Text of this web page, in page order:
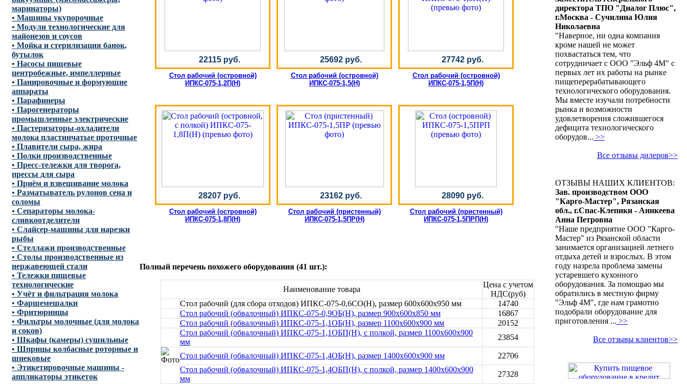
маринаторы)
• Машины укупорочные
• Модули технологические для
майонезов и соусов
• Мойка и стерилизация банок,
бутылок
• Насосы пищевые
центробежные, импеллерные
• Панировочные и формующие
аппараты
• Парафинеры
• Парогенераторы
промышленные электрические
• Пастеризаторы-охладители
молока пластинчатые проточные
• Плавители сыра, жира
• Полки производственные
• Пресс-тележки для творога,
прессы для сыра
• Приём и взвешивание молока
• Разматыватель рулонов сена и
соломы
• Сепараторы молока-
сливкоотделители
• Слайсер-машины для нарезки
рыбы
• Стеллажи производственные
• Столы производственные из
нержавеющей стали
• Тележки пищевые
технологические
• Учёт и фильтрация молока
• Фаршемешалки
• Фритюрницы
• Фильтры молочные (для молока
и соков)
• Шкафы (камеры) сушильные
• Шприцы колбасные роторные и
шнековые
• Этикетировочные машины -
аппликаторы этикеток
22115 руб.
Стол рабочий (островной)
ИПКС-075-1,2П(Н)
25692 руб.
Стол рабочий (островной)
ИПКС-075-1,5(Н)
27742 руб.
Стол рабочий (островной)
ИПКС-075-1,5П(Н)
28207 руб.
Стол рабочий (островной)
ИПКС-075-1,8П(Н)
23162 руб.
Стол рабочий (пристенный)
ИПКС-075-1,5ПР(Н)
28090 руб.
Стол рабочий (пристенный)
ИПКС-075-1,5ПРП(Н)
Полный перечень похожего оборудования (41 шт.):
Наименование товара
Цена с учетом
НДС(руб)
Стол рабочий (для сбора отходов) ИПКС-075-0,6СО(Н), размер 600x600x950 мм
14740
Стол рабочий (обвалочный) ИПКС-075-0,9ОБ(Н), размер 900x600x850 мм
16867
Стол рабочий (обвалочный) ИПКС-075-1,1ОБ(Н), размер 1100x600x900 мм
20152
Стол рабочий (обвалочный) ИПКС-075-1,1ОБП(Н), с полкой, размер 1100x600x900
мм
23854
Стол рабочий (обвалочный) ИПКС-075-1,4ОБ(Н), размер 1400x600x900 мм
22706
Стол рабочий (обвалочный) ИПКС-075-1,4ОБП(Н), с полкой, размер 1400x600x900
мм
27328
директора ТПО "Диалог Плюс",
г.Москва - Сучилина Юлия
Николаевна
"Наверное, ни одна компания
кроме нашей не может
похвастаться тем, что
сотрудничает с ООО "Эльф 4М" с
первых лет их работы на рынке
пищеперерабатывающего
технологического оборудования.
Мы вместе изучали потребности
рынка и возможности
удовлетворения сложившегося
дефицита технологического
оборудов... >>
Все отзывы дилеров>>
ОТЗЫВЫ НАШИХ КЛИЕНТОВ:
Зав. производством ООО
"Карго-Мастер", Рязанская
обл., г.Спас-Клепики - Аникеева
Анна Петровна
"Наше предприятие ООО "Карго-
Мастер" из Рязанской области
занимается организацией летнего
отдыха детей и взрослых. В этом
году назрела проблема замены
устаревшего кухонного
оборудования. За помощью мы
обратились в местную фирму
"Эльф 4М", где нам грамотно
подобрали оборудование для
приготовления ... >>
Все отзывы клиентов>>